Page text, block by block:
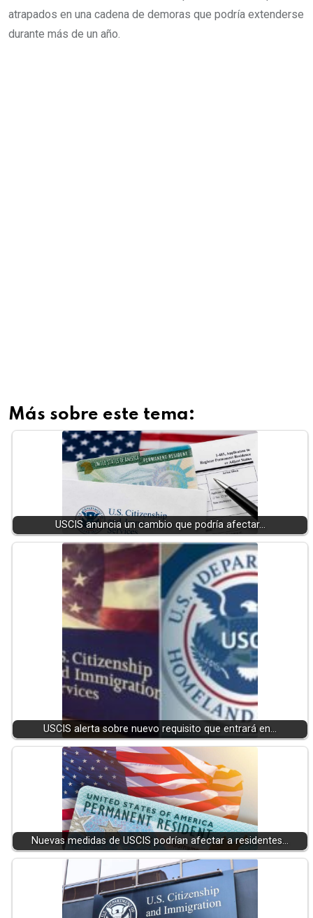
atrapados en una cadena de demoras que podría extenderse
durante más de un año.
Más sobre este tema:
USCIS anuncia un cambio que podría afectar…
USCIS alerta sobre nuevo requisito que entrará en…
Nuevas medidas de USCIS podrían afectar a residentes…